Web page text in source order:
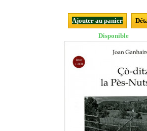
Ajouter au panier
Disponible